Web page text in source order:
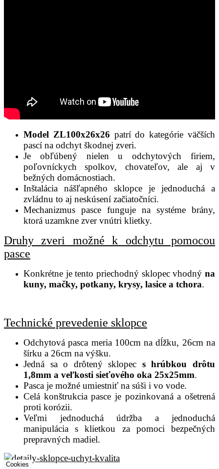
Model ZL100x26x26 patrí do kategórie väčších
pascí na odchyt škodnej zveri.
Je obľúbený nielen u odchytových firiem,
poľovníckych spolkov, chovateľov, ale aj v
bežných domácnostiach.
Inštalácia nášľapného sklopce je jednoduchá a
zvládnu to aj neskúsení začiatočníci.
Mechanizmus pasce funguje na systéme brány,
ktorá uzamkne zver vnútri klietky.
Druhy zveri možné k odchytu pomocou
pasce
Konkrétne je tento priechodný sklopec vhodný na
kuny, mačky, potkany, krysy, lasice a tchora.
Technické prevedenie sklopce
Odchytová pasca meria 100cm na dĺžku, 26cm na
šírku a 26cm na výšku.
Jedná sa o drôtený sklopec s hrúbkou drôtu
1,8mm a veľkosti sieťového oka 25x25mm.
Pasca je možné umiestniť na súši i vo vode.
Celá konštrukcia pasce je pozinkovaná a ošetrená
proti korózii.
Veľmi jednoduchá údržba a jednoduchá
manipulácia s klietkou za pomoci bezpečných
prepravných madiel.
Cookies